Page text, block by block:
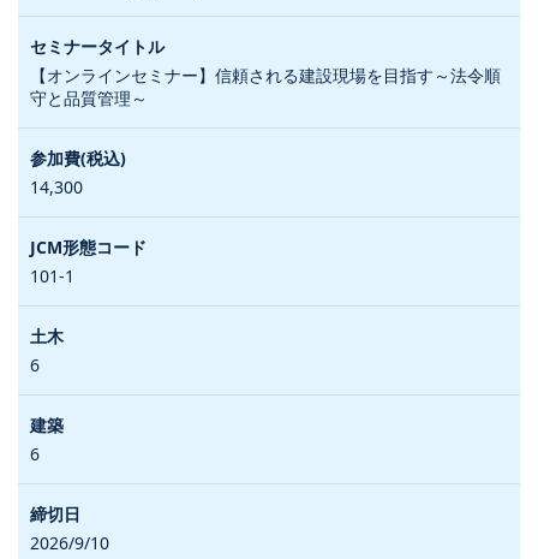
【オンラインセミナー】信頼される建設現場を目指す～法令順
守と品質管理～
14,300
101-1
6
6
2026/9/10